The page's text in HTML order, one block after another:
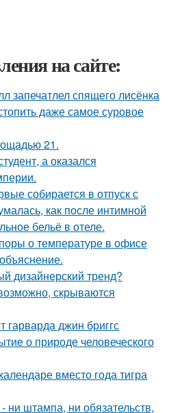
на сайте:
запечатлел спящего лисёнка
даже самое суровое
21.
а оказался
собирается в отпуск с
как после интимной
бельё в отеле.
о температуре в офисе
дизайнерский тренд?
скрываются
гарварда джин бриггс
о природе человеческого
вместо года тигра
ни штампа, ни обязательств,